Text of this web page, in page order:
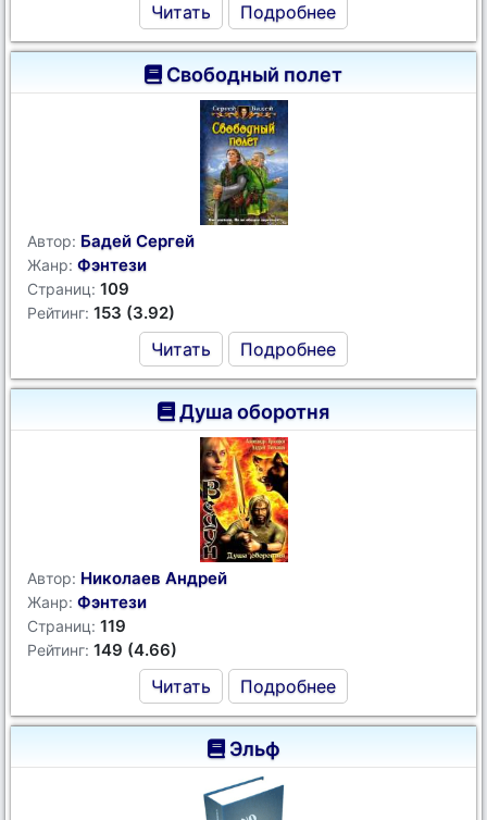
Читать Подробнее
Свободный полет
Автор: Бадей Сергей
Жанр: Фэнтези
Страниц: 109
Рейтинг: 153 (3.92)
Читать Подробнее
Душа оборотня
Автор: Николаев Андрей
Жанр: Фэнтези
Страниц: 119
Рейтинг: 149 (4.66)
Читать Подробнее
Эльф